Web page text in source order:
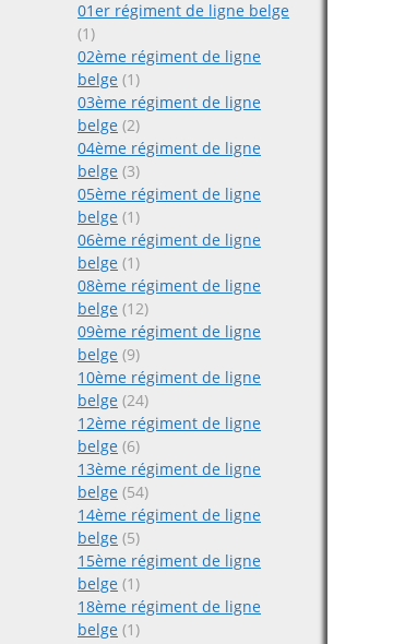
01er régiment de ligne belge
(1)
02ème régiment de ligne
belge (1)
03ème régiment de ligne
belge (2)
04ème régiment de ligne
belge (3)
05ème régiment de ligne
belge (1)
06ème régiment de ligne
belge (1)
08ème régiment de ligne
belge (12)
09ème régiment de ligne
belge (9)
10ème régiment de ligne
belge (24)
12ème régiment de ligne
belge (6)
13ème régiment de ligne
belge (54)
14ème régiment de ligne
belge (5)
15ème régiment de ligne
belge (1)
18ème régiment de ligne
belge (1)